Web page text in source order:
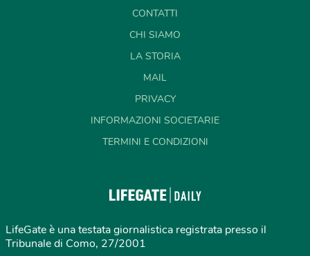
CONTATTI
CHI SIAMO
LA STORIA
MAIL
PRIVACY
INFORMAZIONI SOCIETARIE
TERMINI E CONDIZIONI
LifeGate è una testata giornalistica registrata presso il
Tribunale di Como, 27/2001